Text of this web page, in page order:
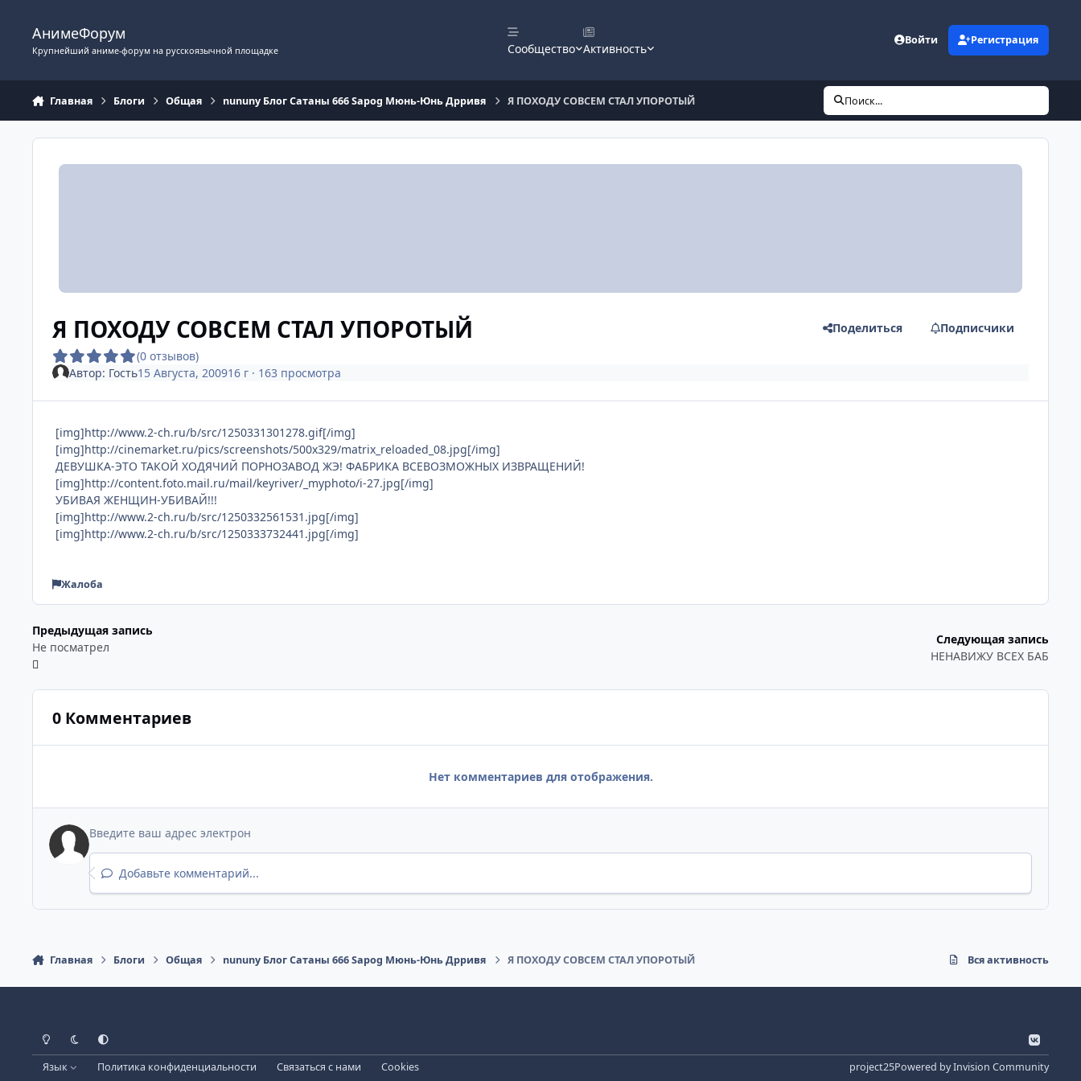
АнимеФорум
Крупнейший аниме-форум на русскоязычной площадке Сообщество Активность
Войти Регистрация
Главная Блоги Общая nununy Блог Сатаны 666 Sapog Мюнь-Юнь Дрривя Я ПОХОДУ СОВСЕМ СТАЛ УПОРОТЫЙ Поиск...
Я ПОХОДУ СОВСЕМ СТАЛ УПОРОТЫЙ
(0 отзывов)
Поделиться Подписчики
Автор: Гость15 Августа, 200916 г· 163 просмотра
[img]http://www.2-ch.ru/b/src/1250331301278.gif[/img]
[img]http://cinemarket.ru/pics/screenshots/500x329/matrix_reloaded_08.jpg[/img]
ДЕВУШКА-ЭТО ТАКОЙ ХОДЯЧИЙ ПОРНОЗАВОД ЖЭ! ФАБРИКА ВСЕВОЗМОЖНЫХ ИЗВРАЩЕНИЙ!
[img]http://content.foto.mail.ru/mail/keyriver/_myphoto/i-27.jpg[/img]
УБИВАЯ ЖЕНЩИН-УБИВАЙ!!!
[img]http://www.2-ch.ru/b/src/1250332561531.jpg[/img]
[img]http://www.2-ch.ru/b/src/1250333732441.jpg[/img]
Жалоба
Предыдущая запись
Не посматрел
Следующая запись
НЕНАВИЖУ ВСЕХ БАБ
0 Комментариев
Нет комментариев для отображения.
Добавьте комментарий...
Главная Блоги Общая nununy Блог Сатаны 666 Sapog Мюнь-Юнь Дрривя Я ПОХОДУ СОВСЕМ СТАЛ УПОРОТЫЙ Вся активность
Светлый режим
Темный режим
Как в системе
k
Язык Политика конфиденциальности Связаться с нами Cookies project25Powered byInvision Community